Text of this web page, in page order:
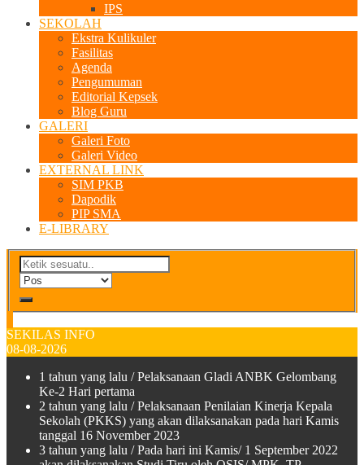
IPS
SEKOLAH
Ekstra Kulikuler
Fasilitas
Agenda
Pengumuman
Editorial Kepsek
Blog Guru
GALERI
Galeri Foto
Galeri Video
EXTERNAL LINK
SIM PKB
Dapodik
PIP SMA
E-LIBRARY
SEKILAS INFO
08-08-2026
1 tahun yang lalu / Pelaksanaan Gladi ANBK Gelombang
Ke-2 Hari pertama
2 tahun yang lalu / Pelaksanaan Penilaian Kinerja Kepala
Sekolah (PKKS) yang akan dilaksanakan pada hari Kamis
tanggal 16 November 2023
3 tahun yang lalu / Pada hari ini Kamis/ 1 September 2022